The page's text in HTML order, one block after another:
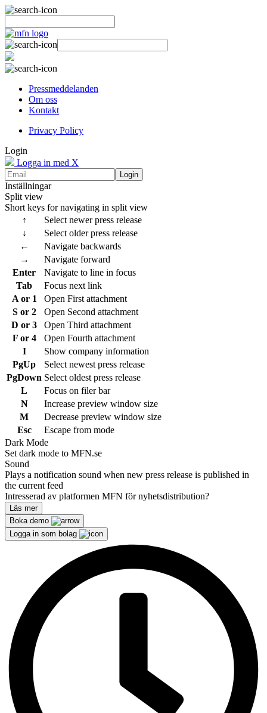
Pressmeddelanden
Om oss
Kontakt
Privacy Policy
Login
Logga in med X
Login
Inställningar
Split view
Short keys for navigating in split view
↑
Select newer press release
↓
Select older press release
←
Navigate backwards
→
Navigate forward
Enter
Navigate to line in focus
Tab
Focus next link
A or 1
Open First attachment
S or 2
Open Second attachment
D or 3
Open Third attachment
F or 4
Open Fourth attachment
I
Show company information
PgUp
Select newest press release
PgDown Select oldest press release
L
Focus on filer bar
N
Increase preview window size
M
Decrease preview window size
Esc
Escape from mode
Dark Mode
Set dark mode to MFN.se
Sound
Plays a notification sound when new press release is published in
the current feed
Intresserad av platformen MFN för nyhetsdistribution?
Läs mer
Boka demo
Logga in som bolag